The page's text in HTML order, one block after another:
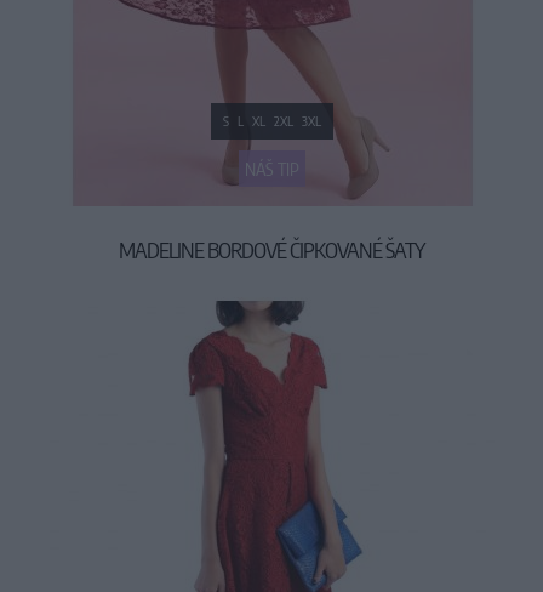
NÁŠ TIP
S L XL 2XL 3XL
MADELINE BORDOVÉ ČIPKOVANÉ ŠATY
69,90 €